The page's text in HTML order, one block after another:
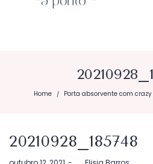
Home / Porta absorvente com
20210928_185748
Postado